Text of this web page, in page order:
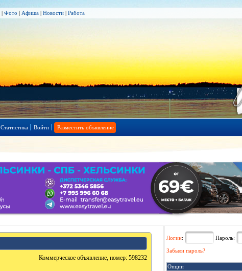
| Фото | Афиша | Новости | Работа
Статистика Войти Разместить объявление
Коммерческое объявление, номер: 598232
Логин: Пароль:
Забыли пароль?
Опции